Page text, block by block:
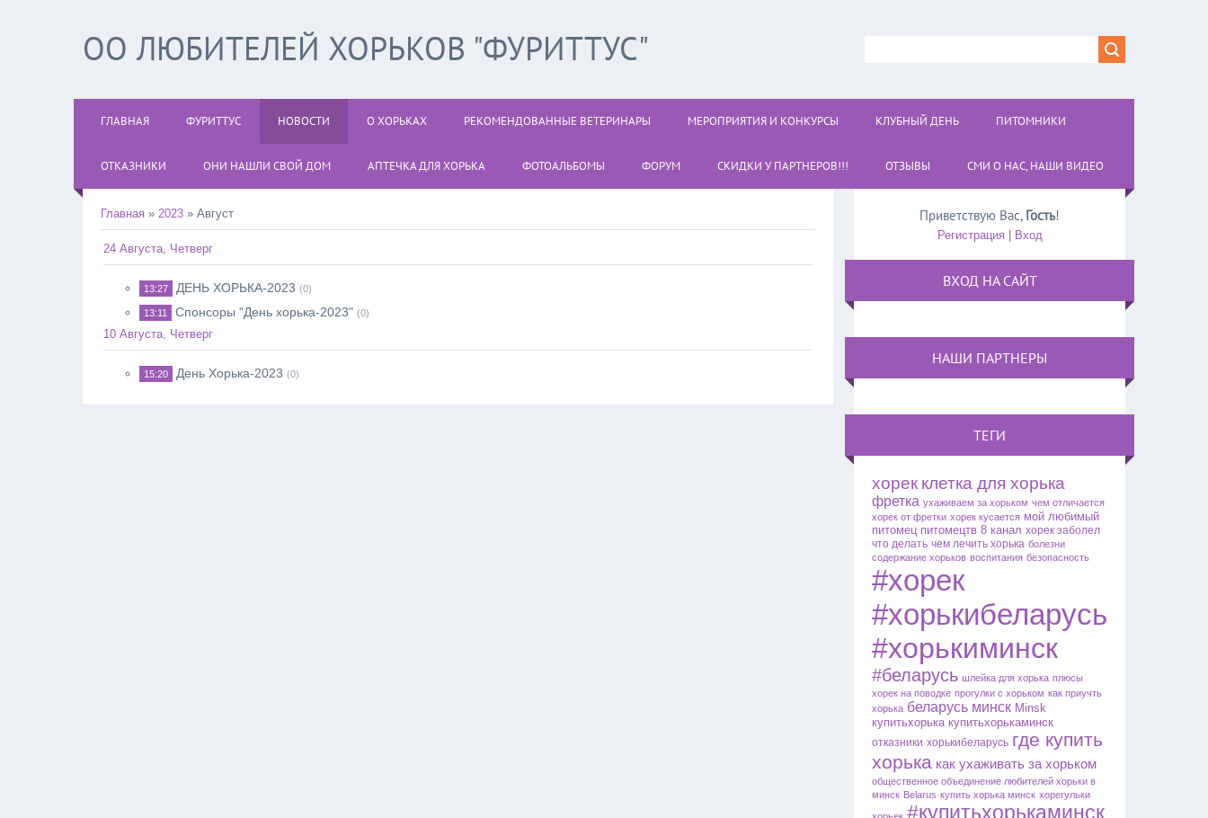
ОО ЛЮБИТЕЛЕЙ ХОРЬКОВ "ФУРИТТУС"
ГЛАВНАЯ ФУРИТТУС НОВОСТИ О ХОРЬКАХ РЕКОМЕНДОВАННЫЕ ВЕТЕРИНАРЫ МЕРОПРИЯТИЯ И КОНКУРСЫ КЛУБНЫЙ ДЕНЬ ПИТОМНИКИ
ОТКАЗНИКИ ОНИ НАШЛИ СВОЙ ДОМ АПТЕЧКА ДЛЯ ХОРЬКА ФОТОАЛЬБОМЫ ФОРУМ СКИДКИ У ПАРТНЕРОВ!!! ОТЗЫВЫ СМИ О НАС, НАШИ ВИДЕО
Главная » 2023 » Август
24 Августа, Четверг
13:27 ДЕНЬ ХОРЬКА-2023 (0)
13:11 Спонсоры "День хорька-2023" (0)
10 Августа, Четверг
15:20 День Хорька-2023 (0)
Приветствую Вас, Гость!
Регистрация| Вход
ВХОД НА САЙТ
НАШИ ПАРТНЕРЫ
ТЕГИ
хорек клетка для хорька
фретка ухаживаем за хорьком чем отличается
хорек от фретки хорек кусается мой любимый
питомец питомецтв 8 канал хорек заболел
что делать чем лечить хорька болезни
содержание хорьков воспитания безопасность
#хорек
#хорькибеларусь
#хорькиминск
#беларусь шлейка для хорька плюсы
хорек на поводке прогулки с хорьком как приучть
хорька беларусь минск Minsk
купитьхорька купитьхорькаминск
отказники хорькибеларусь где купить
хорька как ухаживать за хорьком
общественное объединение любителейхорьки в
минск Belarus купить хорька минск хорегульки
#купитьхорькаминск